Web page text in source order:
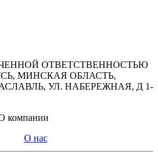
ОТВЕТСТВЕННОСТЬЮ
МИНСКАЯ ОБЛАСТЬ,
УЛ. НАБЕРЕЖНАЯ, Д 1-
компании
О нас